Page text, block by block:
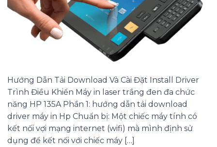
Hướng Dẫn Tải Download Và Cài Đặt Install Driver
Trình Điều Khiển Máy in laser trắng đen đa chức
năng HP 135A Phần 1: hướng dẫn tải download
driver máy in Hp Chuẩn bị: Một chiếc máy tính có
kết nối vợi mạng internet (wifi) mà mình định sử
dụng để kết nối với chiếc máy […]